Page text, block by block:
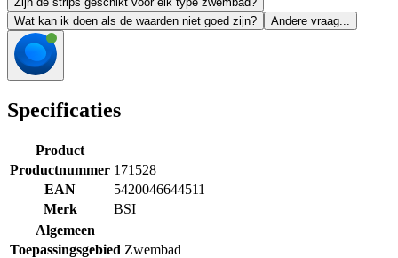
Wat kan ik doen als de waarden niet goed zijn?
Andere vraag...
Specificaties
Product
Productnummer 171528
EAN
5420046644511
Merk
BSI
Algemeen
Toepassingsgebied Zwembad